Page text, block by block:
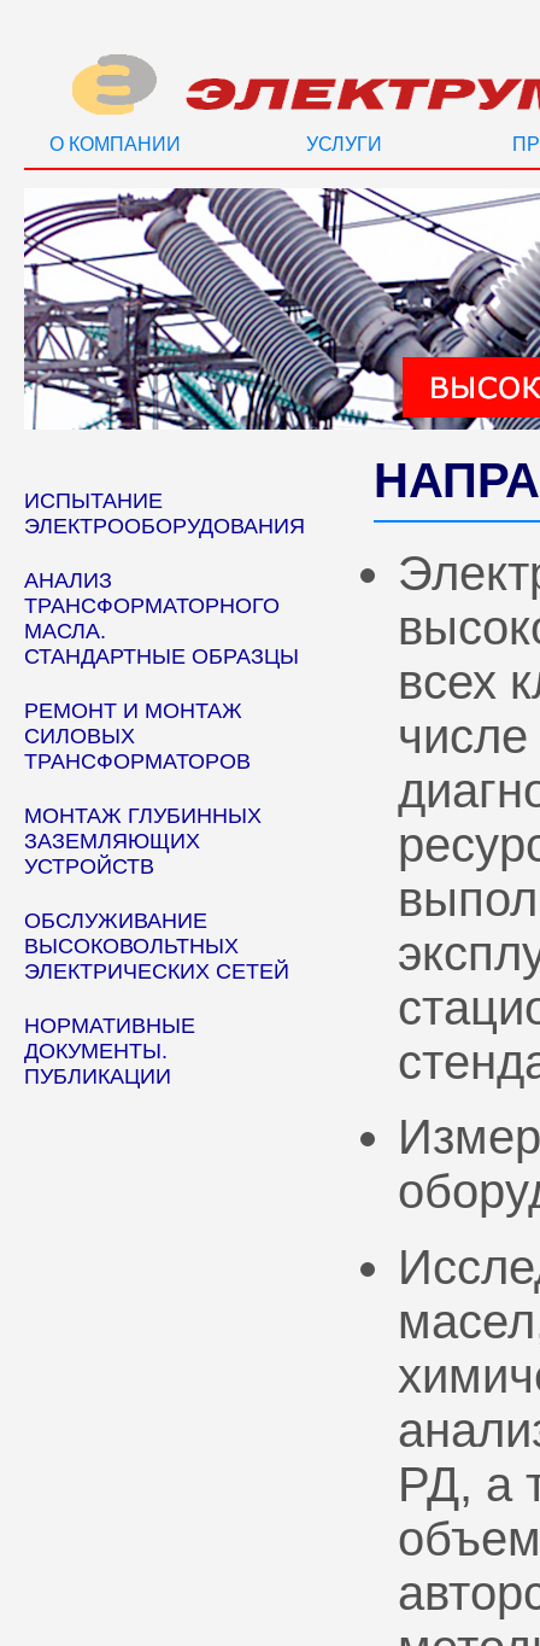
О КОМПАНИИ УСЛУГИ
ИСПЫТАНИЕ
ЭЛЕКТРООБОРУДОВАНИЯ
АНАЛИЗ
ТРАНСФОРМАТОРНОГО
МАСЛА.
СТАНДАРТНЫЕ ОБРАЗЦЫ
РЕМОНТ И МОНТАЖ
СИЛОВЫХ
ТРАНСФОРМАТОРОВ
МОНТАЖ ГЛУБИННЫХ
ЗАЗЕМЛЯЮЩИХ
УСТРОЙСТВ
ОБСЛУЖИВАНИЕ
ВЫСОКОВОЛЬТНЫХ
ЭЛЕКТРИЧЕСКИХ СЕТЕЙ
НОРМАТИВНЫЕ
ДОКУМЕНТЫ.
ПУБЛИКАЦИИ
всех
РД, а